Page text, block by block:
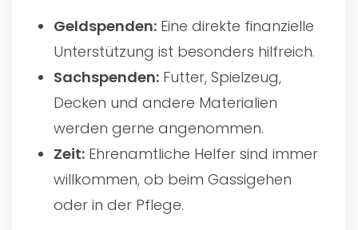
Geldspenden: Eine direkte finanzielle
Unterstützung ist besonders hilfreich.
Sachspenden: Futter, Spielzeug,
Decken und andere Materialien
werden gerne angenommen.
Zeit: Ehrenamtliche Helfer sind immer
willkommen, ob beim Gassigehen
oder in der Pflege.